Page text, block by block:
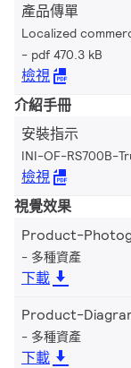
產品傳單
Localized
pdf 470.3 kB
檢視
介紹手冊
安裝指示
INI-OF-RS700B-
檢視
視覺效果
Product-
多種資產
下載
Product-
多種資產
下載